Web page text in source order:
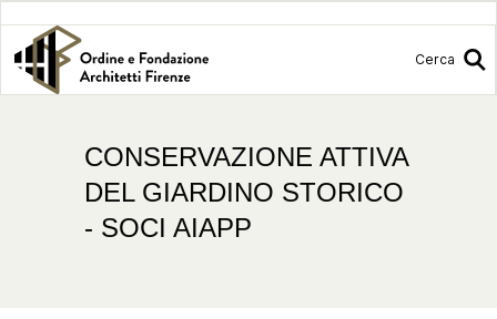
Cerca
CONSERVAZIONE ATTIVA
DEL GIARDINO STORICO
- SOCI AIAPP